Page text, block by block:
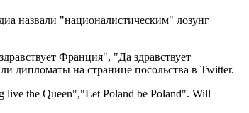
назвали "националистическим" лозунг
Франция", "Да здравствует
дипломаты на странице посольства в Twitter.
the Queen","Let Poland be Poland". Will